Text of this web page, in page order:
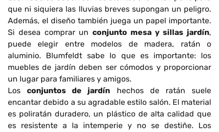
que ni siquiera las lluvias breves supongan un peligro.
Además, el diseño también juega un papel importante.
Si desea comprar un conjunto mesa y sillas jardín,
puede elegir entre modelos de madera, ratán o
aluminio. Blumfeldt sabe lo que es importante: los
muebles de jardín deben ser cómodos y proporcionar
un lugar para familiares y amigos.
Losconjuntos de jardín hechos de ratán suele
encantar debido a su agradable estilo salón. El material
es poliratán duradero, un plástico de alta calidad que
es resistente a la intemperie y no se destiñe. Los